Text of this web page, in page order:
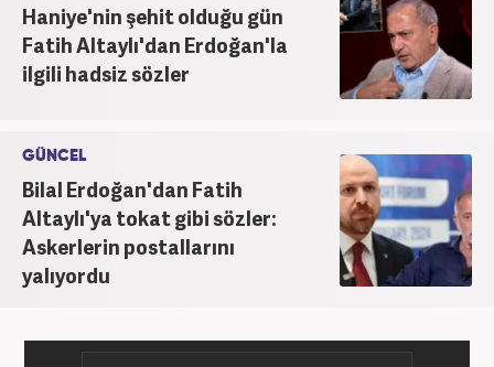
Haniye'nin şehit olduğu gün
Fatih Altaylı'dan Erdoğan'la
ilgili hadsiz sözler
GÜNCEL
Bilal Erdoğan'dan Fatih
Altaylı'ya tokat gibi sözler:
Askerlerin postallarını
yalıyordu